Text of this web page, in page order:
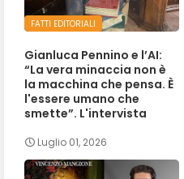
FATTI EDITORIALI
Gianluca Pennino e l’AI:
“La vera minaccia non è
la macchina che pensa. È
l'essere umano che
smette”. L'intervista
Luglio 01, 2026